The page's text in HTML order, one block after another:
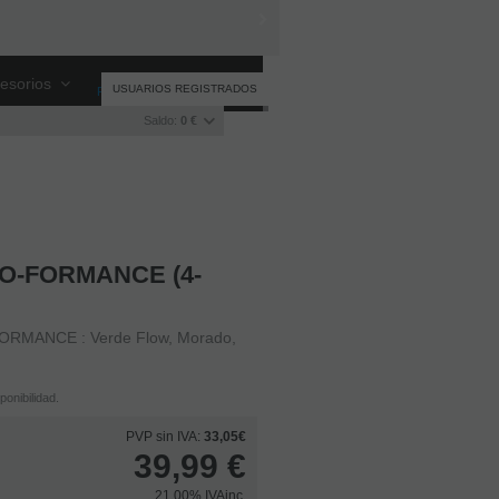
Registro/Iniciar sesión
Saldo: 0 €
USUARIOS REGISTRADOS
FORMANCE (4-
: Verde Flow, Morado,
PVP sin IVA: 33,05€
39,99 €